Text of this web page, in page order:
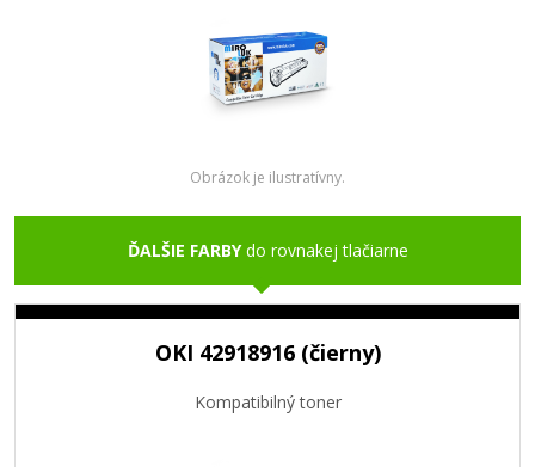
Obrázok je ilustratívny.
ĎALŠIE FARBYdo rovnakej tlačiarne
OKI 42918916 (čierny)
Kompatibilný toner